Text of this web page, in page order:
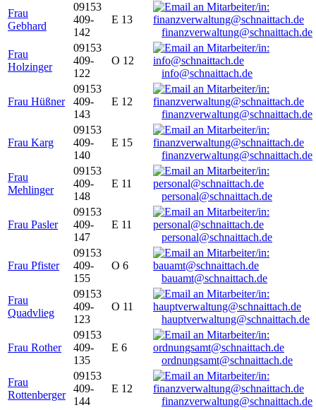
Frau
Gebhard
09153
409-
142
E 13
finanzverwaltung@schnaittach.de
Frau
Holzinger
09153
409-
122
O 12
info@schnaittach.de
Frau Hüßner
09153
409-
143
E 12
finanzverwaltung@schnaittach.de
Frau Karg
09153
409-
140
E 15
finanzverwaltung@schnaittach.de
Frau
Mehlinger
09153
409-
148
E 11
personal@schnaittach.de
Frau Pasler
09153
409-
147
E 11
personal@schnaittach.de
Frau Pfister
09153
409-
155
O 6
bauamt@schnaittach.de
Frau
Quadvlieg
09153
409-
123
O 11
hauptverwaltung@schnaittach.de
Frau Rother
09153
409-
135
E 6
ordnungsamt@schnaittach.de
Frau
Rottenberger
09153
409-
144
E 12
finanzverwaltung@schnaittach.de